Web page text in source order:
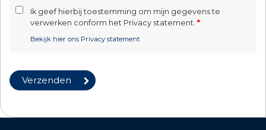
Ik geef hierbij toestemming om mijn gegevens te
verwerken conform het Privacy statement. *
Bekijk hier ons Privacy statement